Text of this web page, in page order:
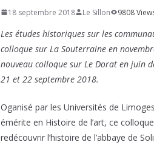
18 septembre 2018 Le Sillon 9808
Les études historiques sur les
colloque sur La Souterraine en
nouveau colloque sur Le Dorat en juin
21 et 22 septembre 2018.
Oganisé par les Universités de
émérite en Histoire de l’art, ce
redécouvrir l’histoire de l’abbaye de